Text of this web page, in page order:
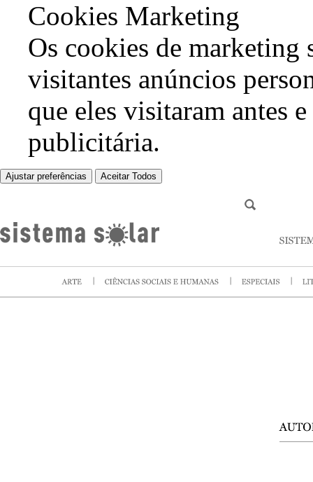
Cookies Marketing
Os cookies de marketing
visitantes anúncios
que eles visitaram antes
publicitária.
Ajustar preferências Aceitar Todos